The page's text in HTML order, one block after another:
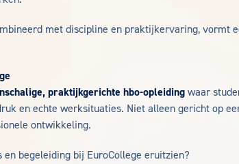
met discipline en praktijkervaring, vormt
praktijkgerichte hbo-opleiding waar
en echte werksituaties. Niet alleen gericht op
ontwikkeling.
en begeleiding bij EuroCollege eruitzien?